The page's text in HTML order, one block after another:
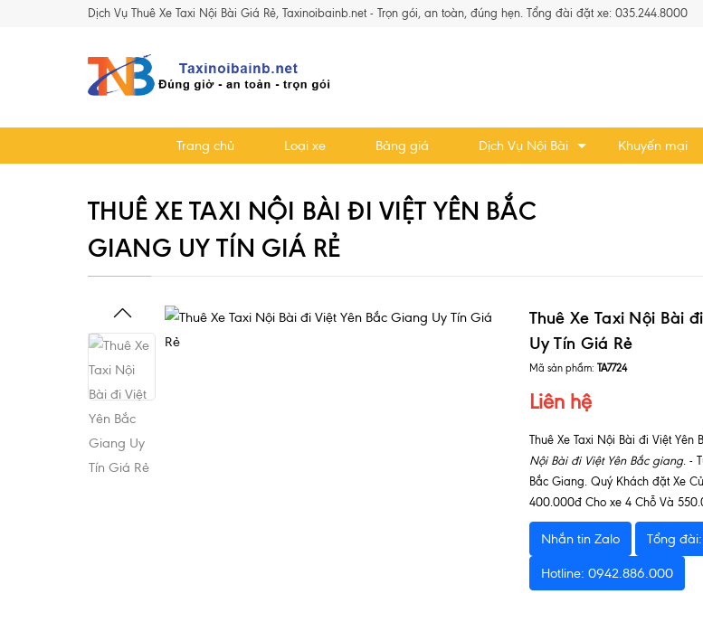
Dịch Vụ Thuê Xe Taxi Nội Bài Giá Rẻ, Taxinoibainb.net - Trọn gói, an toàn, đúng hẹn. Tổng đài đặt xe: 035.244.8000
Trang chủ Loại xe Bảng giá Dịch Vụ Nội Bài Khuyến mại
THUÊ XE TAXI NỘI BÀI ĐI VIỆT YÊN BẮC
GIANG UY TÍN GIÁ RẺ
Thuê Xe Taxi Nội Bài
Uy Tín Giá Rẻ
Mã sản phẩm: TA7724
Liên hệ
Thuê Xe Taxi Nội Bài đi Việt Yên
Nội Bài đi Việt Yên Bắc giang. -
Bắc Giang. Quý Khách đặt Xe
400.000đ Cho xe 4 Chỗ Và
Nhắn tin Zalo Tổng
Hotline: 0942.886.000